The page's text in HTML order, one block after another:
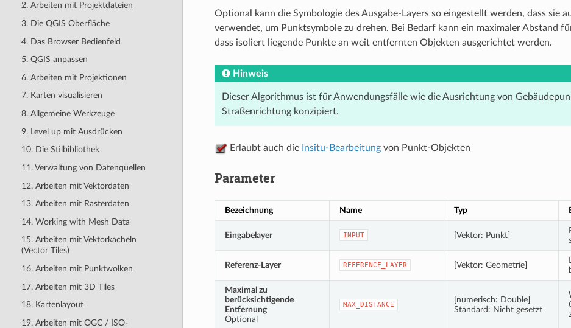
2. Arbeiten mit Projektdateien
3. Die QGIS Oberfläche
4. Das Browser Bedienfeld
5. QGIS anpassen
6. Arbeiten mit Projektionen
7. Karten visualisieren
8. Allgemeine Werkzeuge
9. Level up mit Ausdrücken
10. Die Stilbibliothek
11. Verwaltung von Datenquellen
12. Arbeiten mit Vektordaten
13. Arbeiten mit Rasterdaten
14. Working with Mesh Data
15. Arbeiten mit Vektorkacheln
(Vector Tiles)
16. Arbeiten mit Punktwolken
17. Arbeiten mit 3D Tiles
18. Kartenlayout
19. Arbeiten mit OGC / ISO-
Optional kann die Symbologie des Ausgabe-Layers so eingestellt werden, dass sie
verwendet, um Punktsymbole zu drehen. Bei Bedarf kann ein maximaler Abstand
dass isoliert liegende Punkte an weit entfernten Objekten ausgerichtet werden.
Hinweis
Dieser Algorithmus ist für Anwendungsfälle wie die Ausrichtung von
Straßenrichtung konzipiert.
Erlaubt auch die Insitu-Bearbeitungvon Punkt-Objekten
Parameter
Bezeichnung Name Typ
Eingabelayer INPUT [Vektor: Punkt]
Referenz-Layer REFERENCE_LAYER [Vektor: Geometrie]
Maximal zu
berücksichtigende
Entfernung
Optional
MAX_DISTANCE
[numerisch: Double]
Standard: Nicht gesetzt